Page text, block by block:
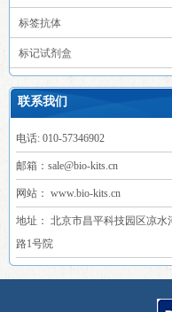
标签抗体
标记试剂盒
联系我们
电话: 010-57346902
邮箱：sale@bio-kits.cn
网站： www.bio-kits.cn
地址： 北京市昌平科技园区凉水
路1号院